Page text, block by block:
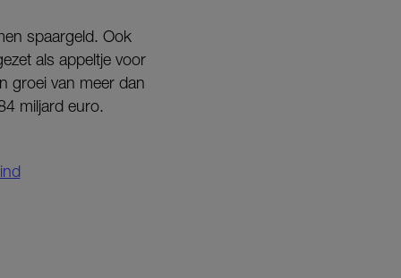
spaargeld. Ook
als appeltje voor
groei van meer dan
miljard euro.